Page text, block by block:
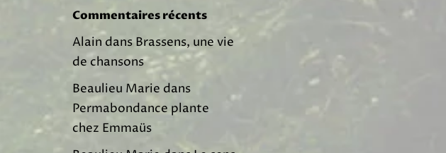
Commentaires récents
Alain dans Brassens, une vie
de chansons
Beaulieu Marie dans
Permabondance plante
chez Emmaüs